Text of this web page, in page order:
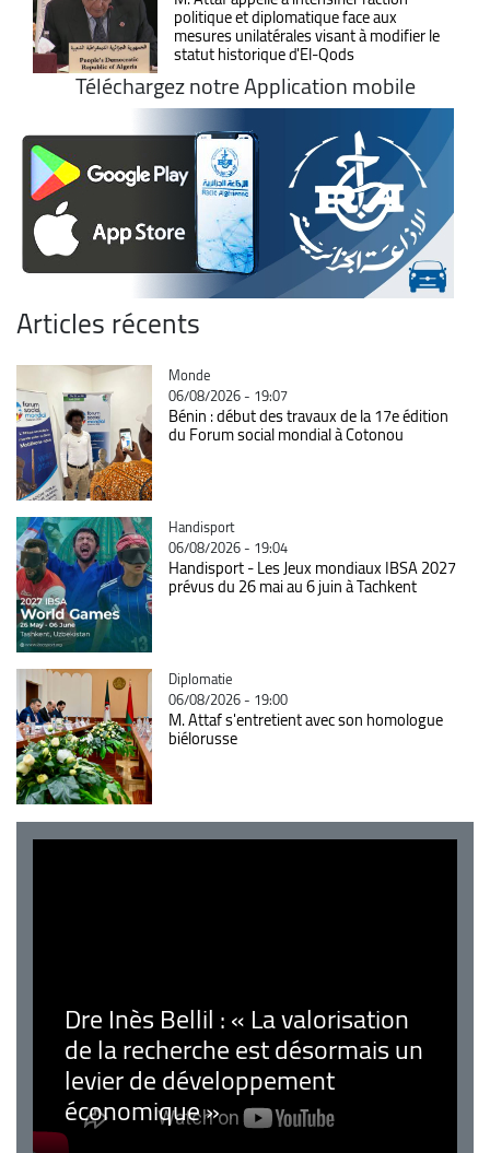
politique et diplomatique face aux
mesures unilatérales visant à modifier le
statut historique d'El-Qods
Téléchargez notre Application mobile
Articles récents
Catégorie
Monde
06/08/2026 - 19:07
Bénin : début des travaux de la 17e édition
du Forum social mondial à Cotonou
Catégorie
Handisport
06/08/2026 - 19:04
Handisport - Les Jeux mondiaux IBSA 2027
prévus du 26 mai au 6 juin à Tachkent
Catégorie
Diplomatie
06/08/2026 - 19:00
M. Attaf s'entretient avec son homologue
biélorusse
Dre Inès Bellil : « La valorisation
de la recherche est désormais un
levier de développement
économique »